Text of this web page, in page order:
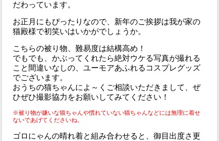
だわっています。
お正月にもぴったりなので、新年のご挨拶は我が家の
猫殿様で初笑いはいかがでしょうか。
こちらの被り物、難易度は結構高め！
でもでも、かぶってくれたら絶対ウケる写真が撮れる
こと間違いなしの、ユーモアあふれるコスプレグッズ
でございます。
おうちの猫ちゃんによ～くご相談いただきまして、ぜ
ひぜひ撮影協力をお願いしてみてください！
※被り物が嫌いな猫ちゃんや慣れていない猫ちゃんなどには無理に着せ
ないであげてくださいね。
ゴロにゃんの晴れ着と組み合わせると、御目出度さ更